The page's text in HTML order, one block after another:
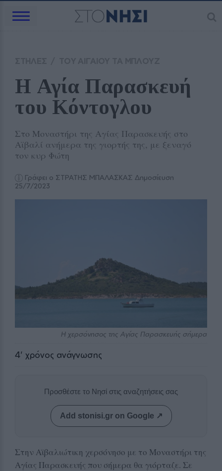
Η Αγία Παρασκευή
του Κόντογλου
Στο Μοναστήρι της Αγίας Παρασκευής στο
Αϊβαλί ανήμερα της γιορτής της, με ξεναγό
τον κυρ Φώτη
Γράφει ο ΣΤΡΑΤΗΣ ΜΠΑΛΑΣΚΑΣ Δημοσίευση
25/7/2023
Η χερσόνησος της Αγίας Παρασκευής σήμερα
4' χρόνος ανάγνωσης
Προσθέστε το Νησί στις αναζητήσεις σας
Add stonisi.gr on Google ↗
Στην Αϊβαλιώτικη χερσόνησο με το Μοναστήρι της
Αγίας Παρασκευής που σήμερα θα γιόρταζε. Σε